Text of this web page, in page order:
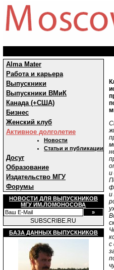
Alma Mater
Работа и карьера
Выпускники
Выпускники ВМиК
Канада (+США)
Бизнес
Женский клуб
Активное долголетие
Новости
Статьи и публикации
Досуг
Образование
Издательство МГУ
Форумы
НОВОСТИ ДЛЯ ВЫПУСКНИКОВ
МГУ ИМ.ЛОМОНОСОВА
SUBSCRIBE.RU
БАЗА ДАННЫХ ВЫПУСКНИКОВ
и
и
с